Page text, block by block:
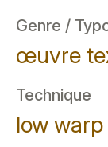
Genre /
œuvre
Technique
low warp